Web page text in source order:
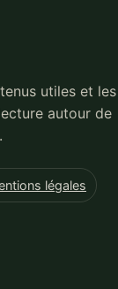
utiles et les
autour de
légales